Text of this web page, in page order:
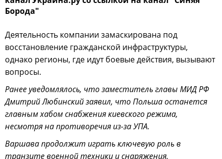
Борода"
Деятельность компании замаскирована под
восстановление гражданской инфраструктуры,
однако регионы, где идут боевые действия, вызывают
вопросы.
Ранее уведомлялось, что заместитель главы МИД РФ
Дмитрий Любинский заявил, что Польша останется
главным хабом снабжения киевского режима,
несмотря на противоречия из-за УПА.
Варшава продолжит играть ключевую роль в
транзите военной техники и снаряжения.